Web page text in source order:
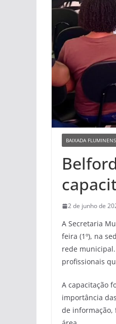
BAIXADA
2 de junho de
A Secretaria
feira (1º), na
rede
profissionais
A capacitação
importância
de